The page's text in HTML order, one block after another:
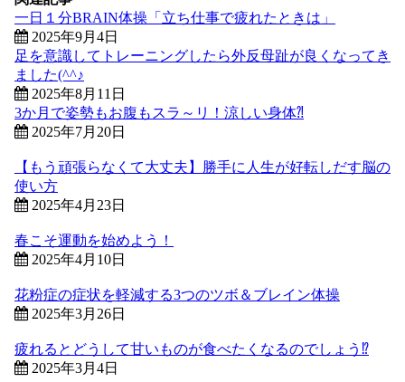
一日１分BRAIN体操「立ち仕事で疲れたときは」
2025年9月4日
足を意識してトレーニングしたら外反母趾が良くなってき
ました(^^♪
2025年8月11日
3か月で姿勢もお腹もスラ～リ！涼しい身体⁈
2025年7月20日
【もう頑張らなくて大丈夫】勝手に人生が好転しだす脳の
使い方
2025年4月23日
春こそ運動を始めよう！
2025年4月10日
花粉症の症状を軽減する3つのツボ＆ブレイン体操
2025年3月26日
疲れるとどうして甘いものが食べたくなるのでしょう⁉
2025年3月4日